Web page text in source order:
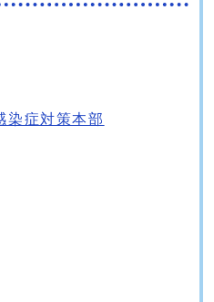
染症対策本部